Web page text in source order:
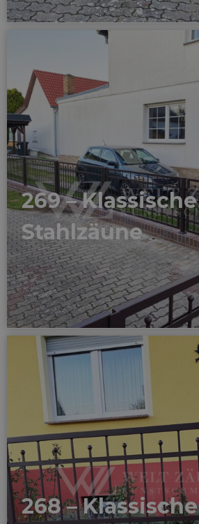
269 – Klassische
Stahlzäune
268 – Klassische